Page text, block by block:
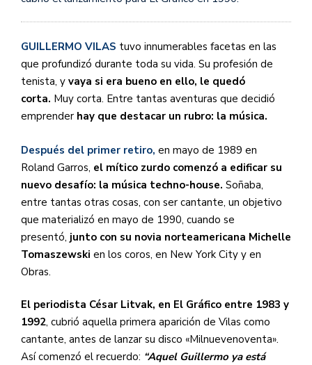
GUILLERMO VILAS tuvo innumerables facetas en las
que profundizó durante toda su vida. Su profesión de
tenista, y vaya si era bueno en ello, le quedó
corta. Muy corta. Entre tantas aventuras que decidió
emprender hay que destacar un rubro: la música.
Después del primer retiro, en mayo de 1989 en
Roland Garros, el mítico zurdo comenzó a edificar su
nuevo desafío: la música techno-house. Soñaba,
entre tantas otras cosas, con ser cantante, un objetivo
que materializó en mayo de 1990, cuando se
presentó, junto con su novia norteamericana Michelle
Tomaszewski en los coros, en New York City y en
Obras.
El periodista César Litvak, en El Gráfico entre 1983 y
1992, cubrió aquella primera aparición de Vilas como
cantante, antes de lanzar su disco «Milnuevenoventa».
Así comenzó el recuerdo: “Aquel Guillermo ya está